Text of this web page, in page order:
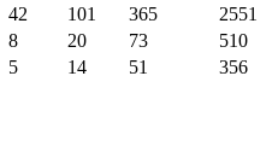
42 101 365
2551
8 20 73
510
5 14 51 356